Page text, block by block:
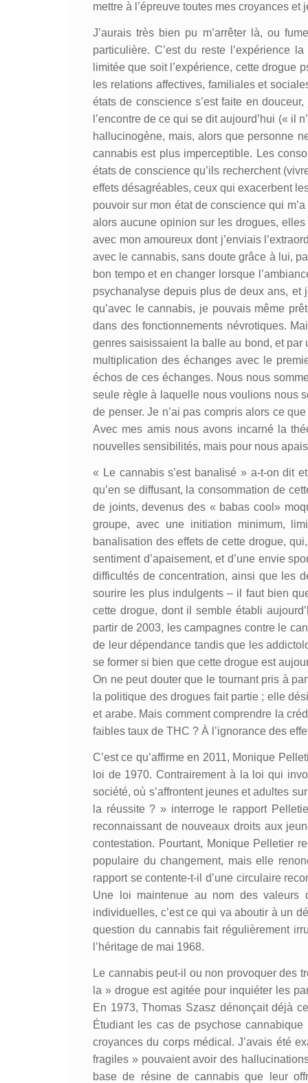
mettre à l’épreuve toutes mes croyances
J’aurais très bien pu m’arrêter là, ou
particulière. C’est du reste l’expérience
limitée que soit l’expérience, cette drogue
les relations affectives, familiales et
états de conscience s’est faite en
l’encontre de ce qui se dit aujourd’hui (« il
hallucinogène, mais, alors que personne
cannabis est plus imperceptible. Les
états de conscience qu’ils recherchent
effets désagréables, ceux qui exacerbent
pouvoir sur mon état de conscience qui
alors aucune opinion sur les drogues,
avec mon amoureux dont j’enviais
avec le cannabis, sans doute grâce à lui,
bon tempo et en changer lorsque
psychanalyse depuis plus de deux ans, et
qu’avec le cannabis, je pouvais même
dans des fonctionnements névrotiques.
genres saisissaient la balle au bond, et par
multiplication des échanges avec le
échos de ces échanges. Nous nous
seule règle à laquelle nous voulions nous
de penser. Je n’ai pas compris alors ce
Avec mes amis nous avons incarné la
nouvelles sensibilités, mais pour nous
« Le cannabis s’est banalisé » a-t-on dit
qu’en se diffusant, la consommation de
de joints, devenus des « babas cool»
groupe, avec une initiation minimum,
banalisation des effets de cette drogue,
sentiment d’apaisement, et d’une envie
difficultés de concentration, ainsi que les
sourire les plus indulgents – il faut bien
cette drogue, dont il semble établi
partir de 2003, les campagnes contre le
de leur dépendance tandis que les
se former si bien que cette drogue est
On ne peut douter que le tournant pris à
la politique des drogues fait partie ; elle
et arabe. Mais comment comprendre la
faibles taux de THC ? À l’ignorance des
C’est ce qu’affirme en 2011, Monique
loi de 1970. Contrairement à la loi qui
société, où s’affrontent jeunes et adultes
la réussite ? » interroge le rapport
reconnaissant de nouveaux droits aux
contestation. Pourtant, Monique Pelletier
populaire du changement, mais elle
rapport se contente-t-il d’une circulaire
Une loi maintenue au nom des valeurs
individuelles, c’est ce qui va aboutir à un
question du cannabis fait régulièrement
l’héritage de mai 1968.
Le cannabis peut-il ou non provoquer des
la » drogue est agitée pour inquiéter les
En 1973, Thomas Szasz dénonçait déjà
Étudiant les cas de psychose
croyances du corps médical. J’avais été
fragiles » pouvaient avoir des
base de résine de cannabis que leur